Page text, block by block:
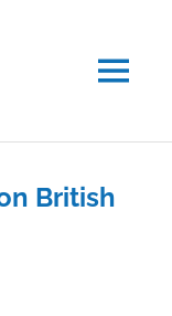
MENU
British